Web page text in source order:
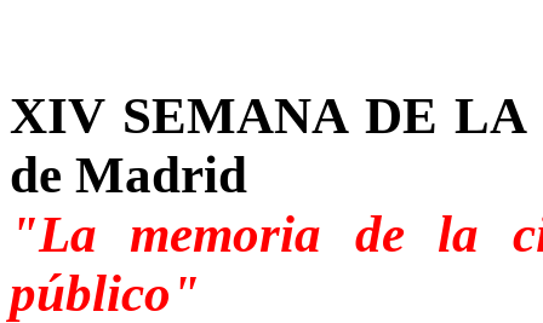
XIV SEMANA DE LA
de Madrid
"La memoria de la
público"